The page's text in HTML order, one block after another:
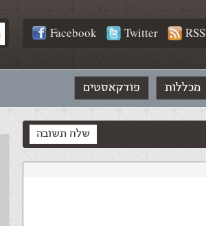
Facebook Twitter RSS
מכללות פודקאסטים
שלח תשובה